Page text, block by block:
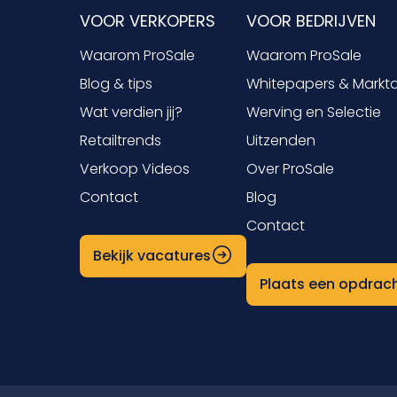
VOOR VERKOPERS
Waarom ProSale
Blog & tips
Wat verdien jij?
Retailtrends
Verkoop Videos
Contact
Bekijk vacatures
VOOR BEDRIJVEN
Waarom ProSale
Whitepapers &
Werving en Selectie
Uitzenden
Over ProSale
Blog
Contact
Plaats een